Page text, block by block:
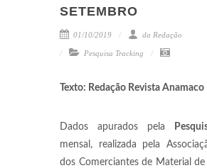
SETEMBRO
01/10/2019 da Redação
Pesquisa Tracking
Texto: Redação Revista Anamaco
Dados apurados pela
mensal, realizada pela
dos Comerciantes de Material